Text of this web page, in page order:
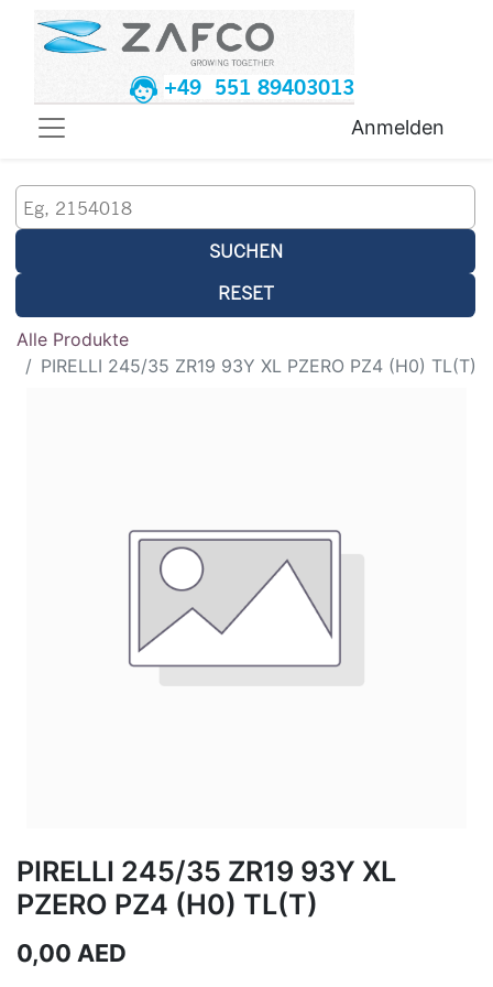
+49 551 89403013
Anmelden
SUCHEN
RESET
Alle Produkte
PIRELLI 245/35 ZR19 93Y XL PZERO PZ4 (H0) TL(T)
PIRELLI 245/35 ZR19 93Y XL
PZERO PZ4 (H0) TL(T)
0,00 AED